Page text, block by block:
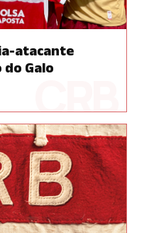
atacante
do Galo